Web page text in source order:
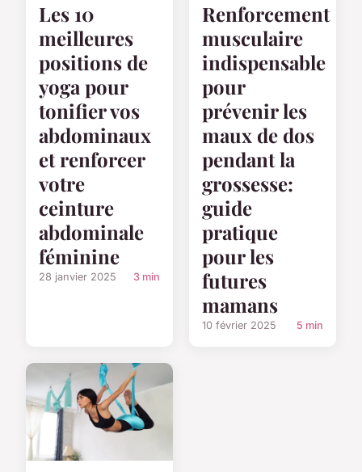
Les 10
meilleures
positions de
yoga pour
tonifier vos
abdominaux
et renforcer
votre
ceinture
abdominale
féminine
28 janvier 2025 3 min
Renforcement
musculaire
indispensable
pour
prévenir les
maux de dos
pendant la
grossesse:
guide
pratique
pour les
futures
mamans
10 février 2025 5 min